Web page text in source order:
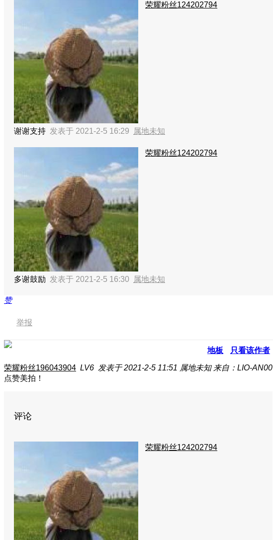
荣耀粉丝124202794
谢谢支持 发表于 2021-2-5 16:29 属地未知
荣耀粉丝124202794
多谢鼓励 发表于 2021-2-5 16:30 属地未知
赞
举报
地板 只看该作者
荣耀粉丝196043904 LV6 发表于 2021-2-5 11:51 属地未知 来自：LIO-AN00
点赞美拍！
评论
荣耀粉丝124202794